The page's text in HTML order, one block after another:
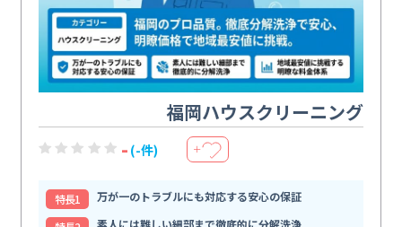
福岡ハウスクリーニング
- (-件) ＋
特⻑1
万が一のトラブルにも対応する安心の保証
素人には難しい細部まで徹底的に分解洗浄